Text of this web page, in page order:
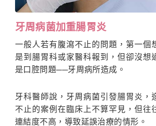
牙周病菌加重腸胃炎
一般人若有腹瀉不止的問題，第一個
是到腸胃科或家醫科報到，但卻沒想
是口腔問題──牙周病所造成。
牙科醫師說，牙周病菌引發腸胃炎，
不止的案例在臨床上不算罕見，但往
連結度不高，導致延誤治療的情形。